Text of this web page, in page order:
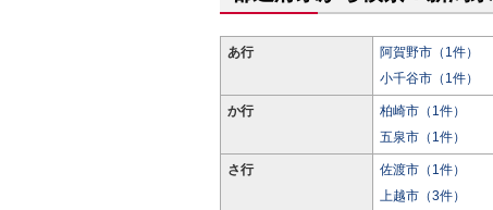
あ行 阿賀野市（1件）
小千谷市（1件）
か行 柏崎市（1件）
五泉市（1件）
さ行 佐渡市（1件）
上越市（3件）